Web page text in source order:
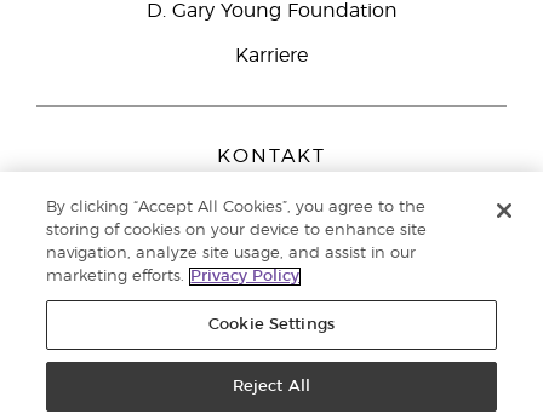
D. Gary Young Foundation
Karriere
KONTAKT
Peizerweg 97
9727 AJ Groningen
Netherlands
Kundenservice:0800-296205
Datenschutzerklärung
By clicking “Accept All Cookies”, you agree to the
storing of cookies on your device to enhance site
navigation, analyze site usage, and assist in our
marketing efforts.
Privacy Policy
Cookie Settings
Reject All